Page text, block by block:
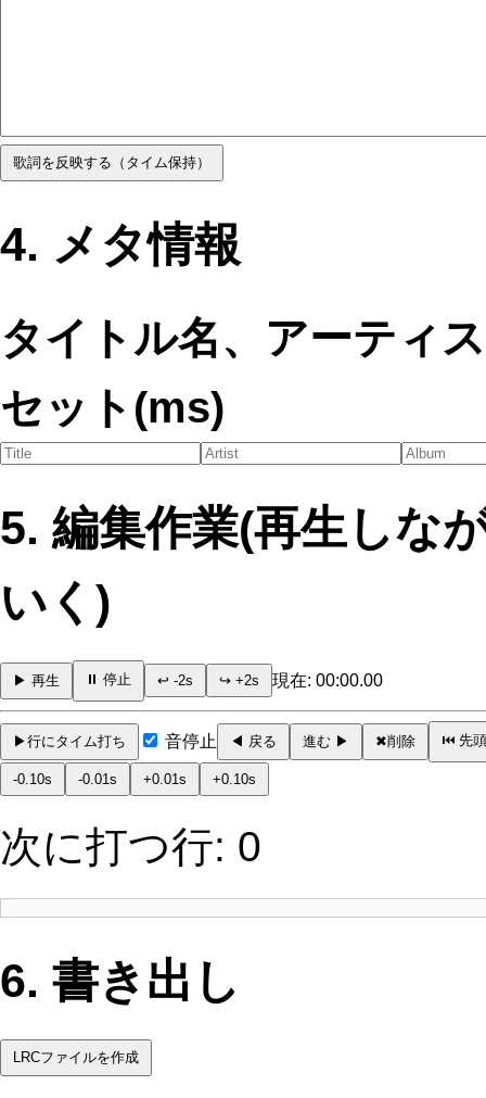
歌詞を反映する（タイム保持）
4. メタ情報
タイトル名、アーティ
セット(ms)
5. 編集作業(再生しな
いく)
▶ 再生 ⏸ 停止 ↩ -2s ↪ +2s 現在: 00:00.00
▶行にタイム打ち 音停止 ◀ 戻る 進む ▶ ✖削除 ⏮ 先頭
-0.10s -0.01s +0.01s +0.10s
次に打つ行: 0
6. 書き出し
LRCファイルを作成